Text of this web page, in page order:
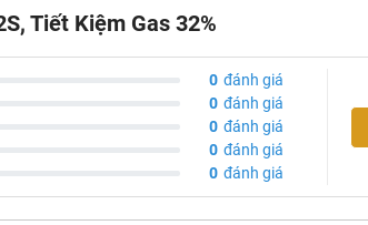
bền
ngon hơn
Tiết Kiệm Gas 32%
0 đánh giá
0 đánh giá
0 đánh giá
0 đánh giá
0 đánh giá